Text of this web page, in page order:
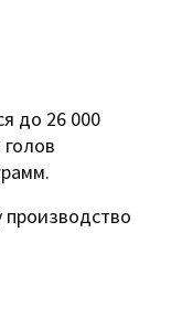
до 26 000
производство